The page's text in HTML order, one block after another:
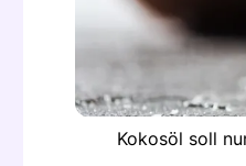
Kokosöl soll